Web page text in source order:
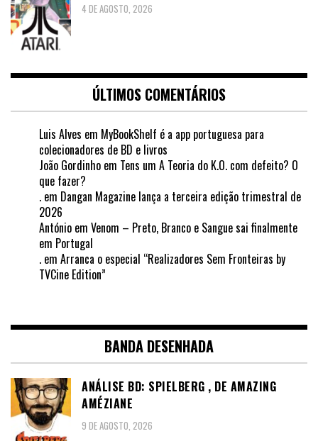
4 DE AGOSTO, 2026
ÚLTIMOS COMENTÁRIOS
Luis Alves em MyBookShelf é a app portuguesa para
colecionadores de BD e livros
João Gordinho em Tens um A Teoria do K.O. com defeito? O
que fazer?
. em Dangan Magazine lança a terceira edição trimestral de
2026
António em Venom – Preto, Branco e Sangue sai finalmente
em Portugal
. em Arranca o especial “Realizadores Sem Fronteiras by
TVCine Edition”
BANDA DESENHADA
ANÁLISE BD: SPIELBERG , DE AMAZING
AMÉZIANE
9 DE AGOSTO, 2026